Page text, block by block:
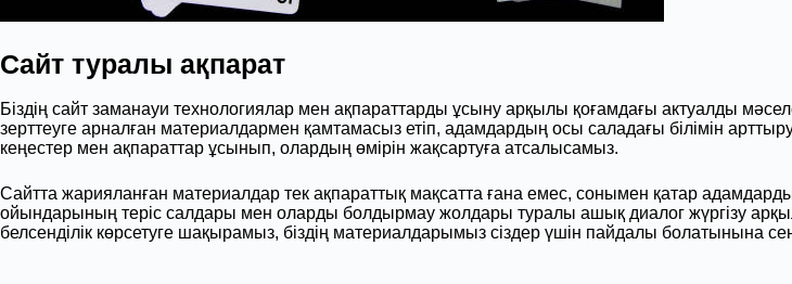
Сайт туралы ақпарат
Біздің сайт заманауи технологиялар мен ақпараттарды ұсыну арқылы қоғамдағы актуалды
зерттеуге арналған материалдармен қамтамасыз етіп, адамдардың осы саладағы білімін
кеңестер мен ақпараттар ұсынып, олардың өмірін жақсартуға атсалысамыз.
Сайтта жарияланған материалдар тек ақпараттық мақсатта ғана емес, сонымен қатар
ойындарының теріс салдары мен оларды болдырмау жолдары туралы ашық диалог жүргізу
белсенділік көрсетуге шақырамыз, біздің материалдарымыз сіздер үшін пайдалы болатынына